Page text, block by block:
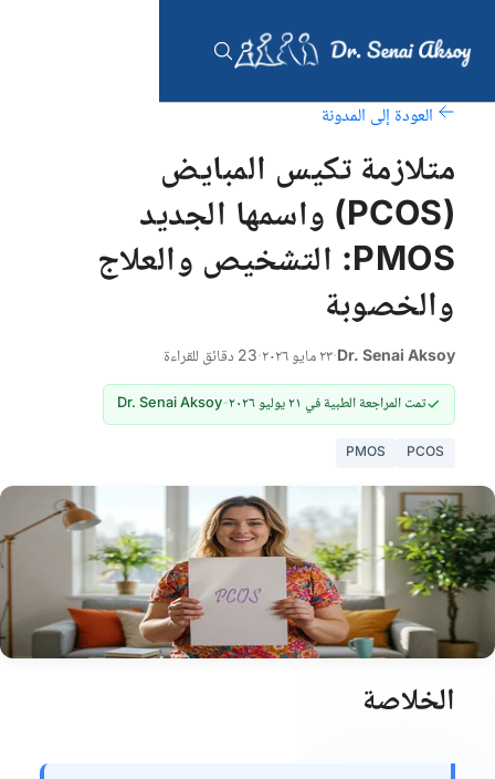
العودة إلى المدونة
متلازمة تكيس المبايض
(PCOS) واسمها الجديد
PMOS: التشخيص والعلاج
والخصوبة
Dr. Senai Aksoy
·٢٣ مايو ٢٠٢٦ ·23 دقائق للقراءة
تمت المراجعة الطبية في ٢١ يوليو ٢٠٢٦ -
Dr. Senai Aksoy
PCOS
PMOS
الخلاصة